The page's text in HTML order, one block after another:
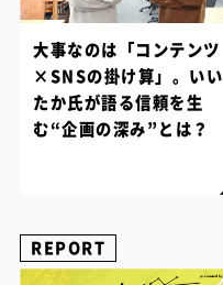
大事なのは「コンテンツ
×SNSの掛け算」。いい
たか氏が語る信頼を生
む“企画の深み”とは？
REPORT